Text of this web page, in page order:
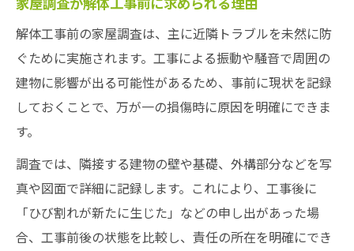
解体工事前の家屋調査は、主に近隣トラブルを未然に防
ぐために実施されます。工事による振動や騒音で周囲の
建物に影響が出る可能性があるため、事前に現状を記録
しておくことで、万が一の損傷時に原因を明確にできま
す。
調査では、隣接する建物の壁や基礎、外構部分などを写
真や図面で詳細に記録します。これにより、工事後に
「ひび割れが新たに生じた」などの申し出があった場
合、工事前後の状態を比較し、責任の所在を明確にでき